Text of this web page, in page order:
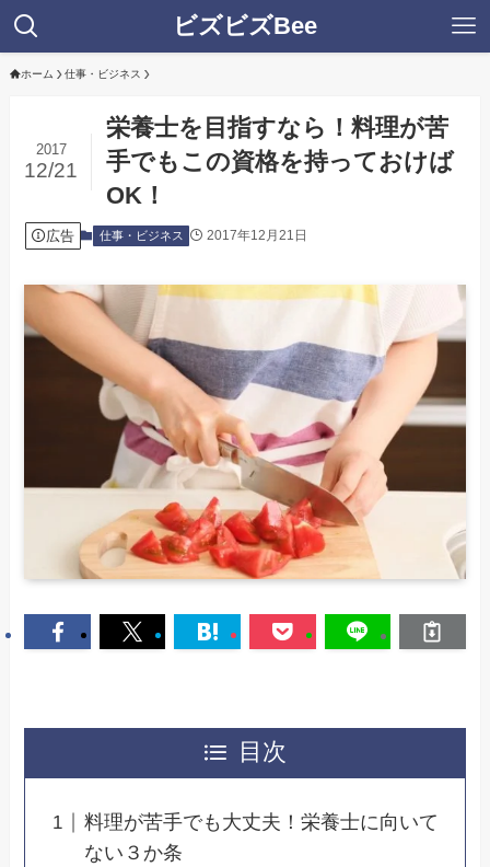
ビズビズBee
ホーム 仕事・ビジネス
栄養士を目指すなら！料理が苦
手でもこの資格を持っておけば
OK！
2017
12/21
広告 仕事・ビジネス 2017年12月21日
目次
料理が苦手でも大丈夫！栄養士に向いて
ない３か条